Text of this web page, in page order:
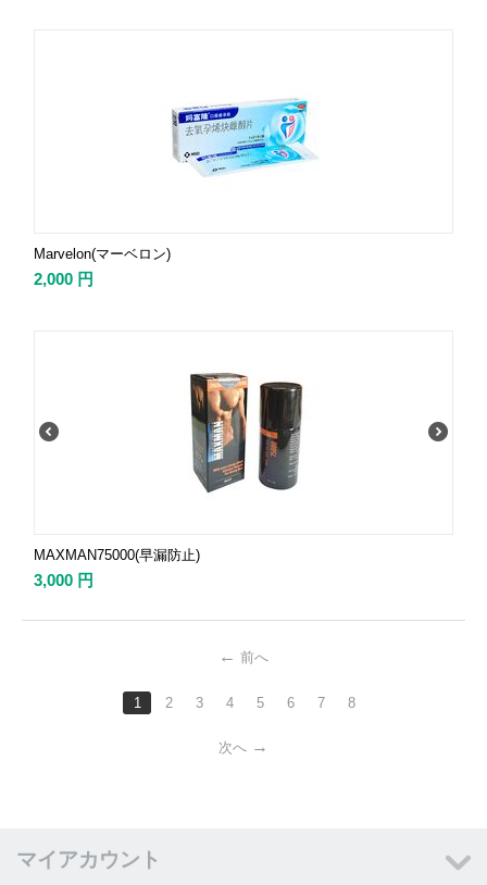
Marvelon(マーベロン)
2,000 円
MAXMAN75000(早漏防止)
3,000 円
前へ
1 2 3 4 5 6 7 8
次へ
マイアカウント